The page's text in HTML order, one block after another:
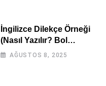
İngilizce Dilekçe Örneği
(Nasıl Yazılır? Bol
Örnekli)
AĞUSTOS 8, 2025